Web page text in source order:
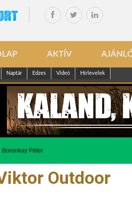
AKTÍV
Naptár Edzes Videó Hírlevelek
Boronkay Péter
Outdoor